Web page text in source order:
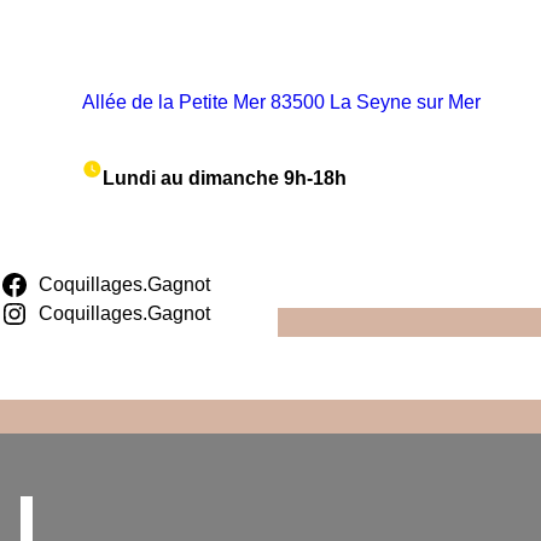
Allée de la Petite Mer 83500 La Seyne sur Mer
Lundi au dimanche 9h-18h
Coquillages.Gagnot
Coquillages.Gagnot